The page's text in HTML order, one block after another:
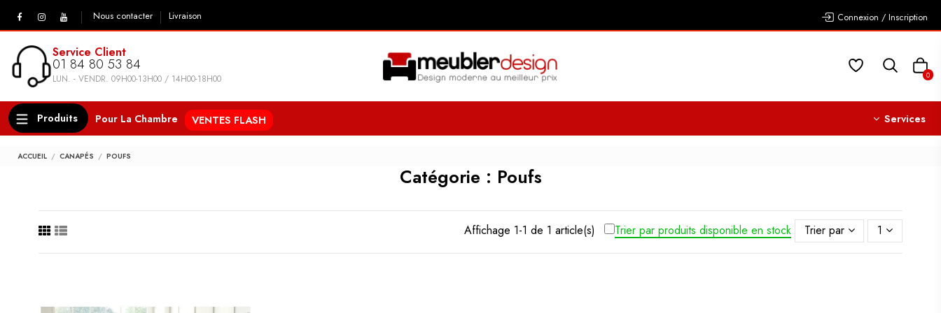
Nous contacter Livraison Connexion / Inscription
Service Client
01 84 80 53 84
LUN. - VENDR. 09H00-13H00 / 14H00-18H00 0
Produits Pour La Chambre VENTES FLASH Services
ACCUEIL CANAPÉS POUFS
Catégorie : Poufs
Affichage 1-1 de 1 article(s) Trier par produits disponible en stock Trier par 1